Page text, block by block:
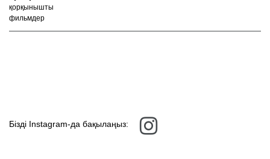
қорқынышты
фильмдер
Бізді Instagram-да бақылаңыз: